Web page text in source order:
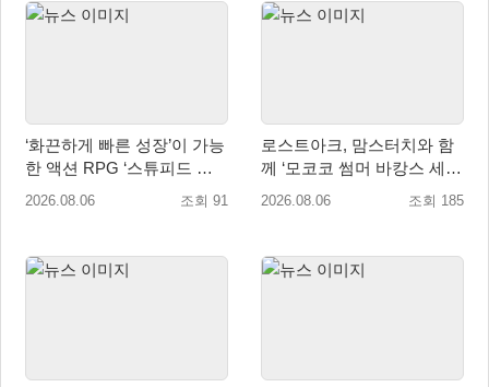
‘화끈하게 빠른 성장’이 가능
한 액션 RPG ‘스튜피드 네
버 다이즈’ 패키지판 예약판
2026.08.06 조회 91
로스트아크, 맘스터치와 함
께 ‘모코코 썸머 바캉스 세
트’ 출시
2026.08.06 조회 185